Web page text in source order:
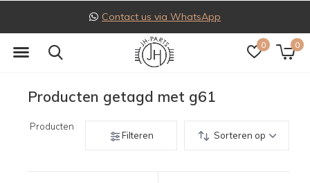
0 0
Contact us via WhatsApp
Producten getagd met g61
Producten
Filteren
Sorteren op